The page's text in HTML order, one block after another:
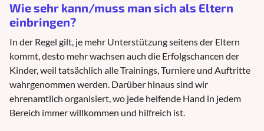
Wie sehr kann/muss man sich als Eltern
einbringen?
In der Regel gilt, je mehr Unterstützung seitens der Eltern
kommt, desto mehr wachsen auch die Erfolgschancen der
Kinder, weil tatsächlich alle Trainings, Turniere und Auftritte
wahrgenommen werden. Darüber hinaus sind wir
ehrenamtlich organisiert, wo jede helfende Hand in jedem
Bereich immer willkommen und hilfreich ist.